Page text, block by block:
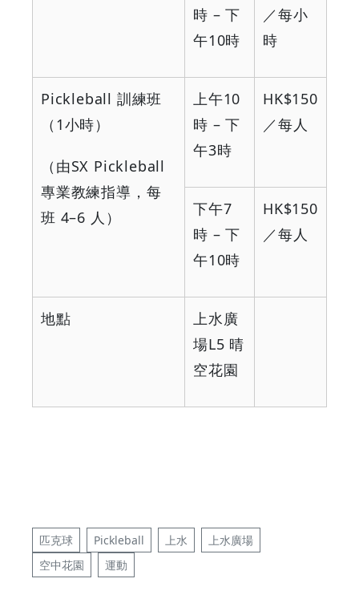
時 –下
午10時
／每小
時
Pickleball 訓練班
（ 1小時）
（由SX Pickleball
專業教練指導，每
班 4–6 人）
上午10
時 –下
午3時
HK$150
／每人
下午7
時 –下
午10時
HK$150
／每人
地點
上水廣
場L5 晴
空花園
匹克球 Pickleball 上水
上水廣場
空中花園
運動